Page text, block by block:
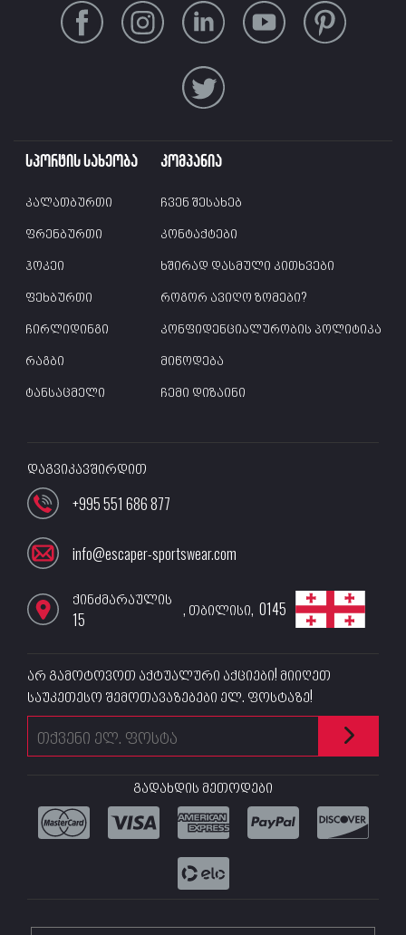
სპორტის სახეობა
კალათბურთი
ფრენბურთი
ჰოკეი
ფეხბურთი
ჩირლიდინგი
რაგბი
ტანსაცმელი
კომპანია
ჩვენ შესახებ
კონტაქტები
ხშირად დასმული კითხვები
როგორ ავიღო ზომები?
კონფიდენციალურობის პოლიტიკა
მიწოდება
ჩემი დიზაინი
დაგვიკავშირდით
+995 551 686 877
info@escaper-sportswear.com
ქინძმარაულის
15
, თბილისი, 0145
არ გამოტოვოთ აქტუალური აქციები! მიიღეთ
საუკეთესო შემოთავაზებები ელ. ფოსტაზე!
გადახდის მეთოდები